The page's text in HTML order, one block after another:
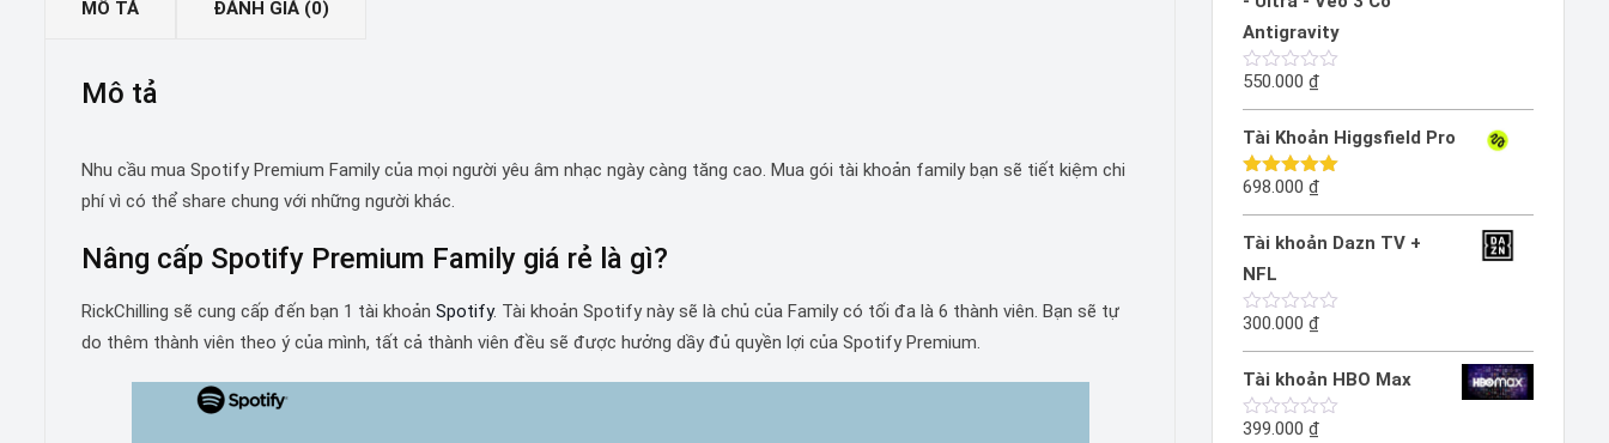
MÔ TẢ ĐÁNH GIÁ (0)
Mô tả
Nhu cầu mua Spotify Premium Family của mọi người yêu âm nhạc ngày càng tăng cao. Mua gói tài khoản family bạn sẽ tiết kiệm chi
phí vì có thể share chung với những người khác.
Nâng cấp Spotify Premium Family giá rẻ là gì?
RickChilling sẽ cung cấp đến bạn 1 tài khoản Spotify. Tài khoản Spotify này sẽ là chủ của Family có tối đa là 6 thành viên. Bạn sẽ tự
do thêm thành viên theo ý của mình, tất cả thành viên đều sẽ được hưởng dầy đủ quyền lợi của Spotify Premium.
Antigravity
Được
0
5
sao
550.000 ₫
Tài Khoản Higgsfield Pro
Được xếp
698.000 ₫
Tài khoản Dazn TV +
NFL
Được
0
5
sao
300.000 ₫
Tài khoản HBO Max
Được
399.000 ₫